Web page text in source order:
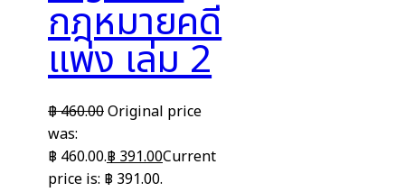
กฎหมายคดี
แพ่ง เล่ม 2
฿460.00Original price
was:
฿ 460.00.฿391.00Current
price is: ฿ 391.00.